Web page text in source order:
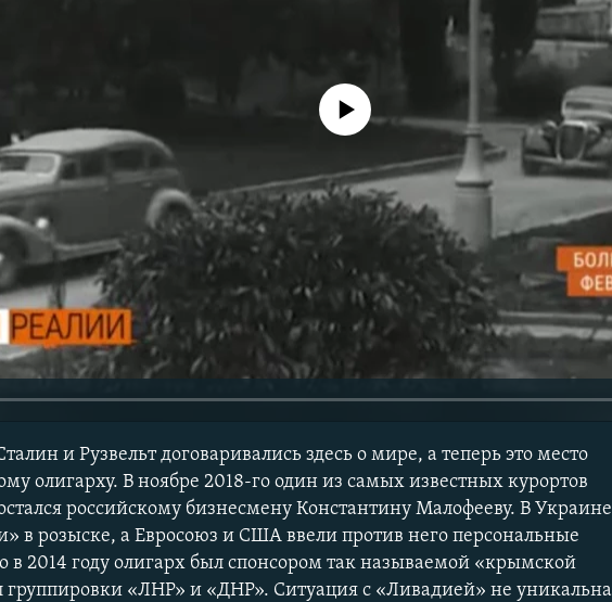
No media source currently available
и Рузвельт договаривались здесь о мире, а теперь это место
олигарху. В ноябре 2018-го один из самых известных курортов
российскому бизнесмену Константину Малофееву. В Украине
в розыске, а Евросоюз и США ввели против него персональные
в 2014 году олигарх был спонсором так называемой «крымской
«ЛНР» и «ДНР». Ситуация с «Ливадией» не уникальна